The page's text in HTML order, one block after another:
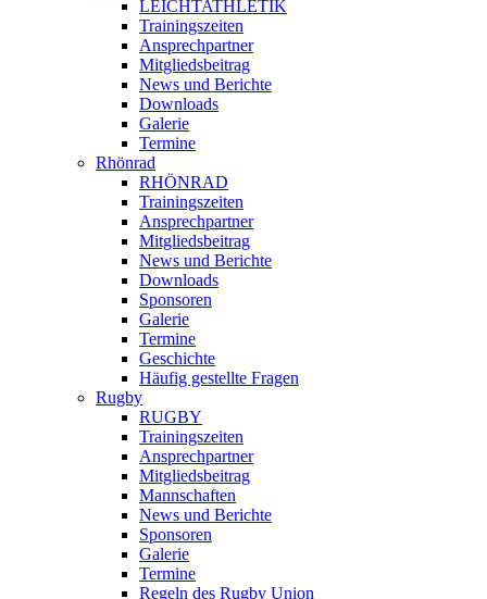
LEICHTATHLETIK
Trainingszeiten
Ansprechpartner
Mitgliedsbeitrag
News und Berichte
Downloads
Galerie
Termine
Rhönrad
RHÖNRAD
Trainingszeiten
Ansprechpartner
Mitgliedsbeitrag
News und Berichte
Downloads
Sponsoren
Galerie
Termine
Geschichte
Häufig gestellte Fragen
Rugby
RUGBY
Trainingszeiten
Ansprechpartner
Mitgliedsbeitrag
Mannschaften
News und Berichte
Sponsoren
Galerie
Termine
Regeln des Rugby Union